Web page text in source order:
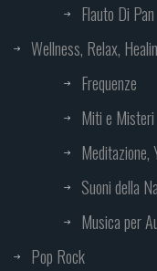
Flauto Di Pan
Wellness, Relax,
Frequenze
Miti e Misteri
Suoni della
Musica per
Pop Rock